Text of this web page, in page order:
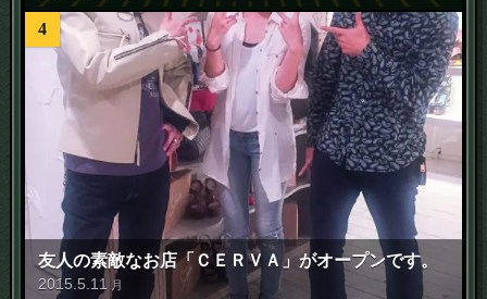
4
友人の素敵なお店「ＣＥＲＶＡ」がオープンです。
2015 5 11 月